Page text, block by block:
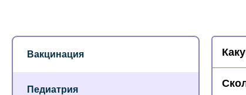
Вакцинация
Педиатрия